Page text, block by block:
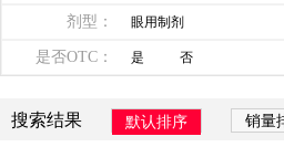
剂型： 眼用制剂
是否OTC： 是 否
搜索结果 默认排序 销量